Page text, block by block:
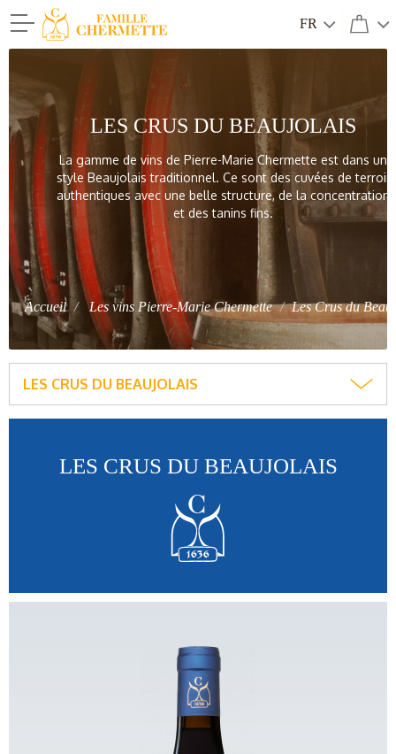
Famille Chermette
FR
LES CRUS DU BEAUJOLAIS
La gamme de vins de Pierre-Marie Chermette est dans un
style Beaujolais traditionnel. Ce sont des cuvées de terroir
authentiques avec une belle structure, de la concentration
et des tanins fins.
Accueil Les vins Pierre-Marie Chermette Les Crus du
LES CRUS DU BEAUJOLAIS
Les Beaujolais
Les Crus du Beaujolais
Les Beaujolais nouveaux
Les Bulles
LES CRUS DU BEAUJOLAIS